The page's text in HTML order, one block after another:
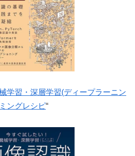
学習・深層学習(ディープラーニン
ングレシピ“